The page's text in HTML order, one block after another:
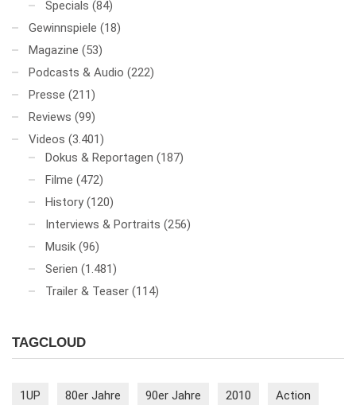
Specials (84)
Gewinnspiele (18)
Magazine (53)
Podcasts & Audio (222)
Presse (211)
Reviews (99)
Videos (3.401)
Dokus & Reportagen (187)
Filme (472)
History (120)
Interviews & Portraits (256)
Musik (96)
Serien (1.481)
Trailer & Teaser (114)
TAGCLOUD
1UP 80er Jahre 90er Jahre 2010 Action